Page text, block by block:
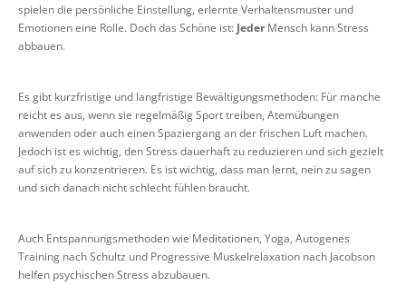
spielen die persönliche Einstellung, erlernte Verhaltensmuster und
Emotionen eine Rolle. Doch das Schöne ist: JederMensch kann Stress
abbauen.
Es gibt kurzfristige und langfristige Bewältigungsmethoden: Für manche
reicht es aus, wenn sie regelmäßig Sport treiben, Atemübungen
anwenden oder auch einen Spaziergang an der frischen Luft machen.
Jedoch ist es wichtig, den Stress dauerhaft zu reduzieren und sich gezielt
auf sich zu konzentrieren. Es ist wichtig, dass man lernt, nein zu sagen
und sich danach nicht schlecht fühlen braucht.
Auch Entspannungsmethoden wie Meditationen, Yoga, Autogenes
Training nach Schultz und Progressive Muskelrelaxation nach Jacobson
helfen psychischen Stress abzubauen.